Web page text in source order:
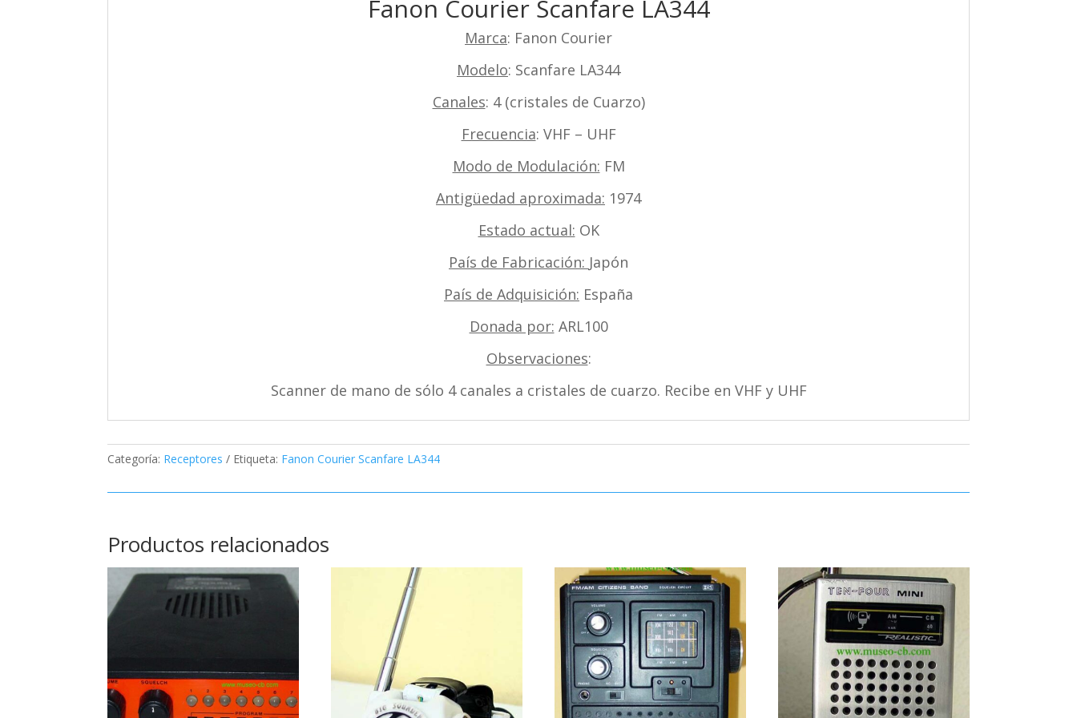
Fanon Courier Scanfare LA344
Marca: Fanon Courier
Modelo: Scanfare LA344
Canales: 4 (cristales de Cuarzo)
Frecuencia: VHF – UHF
Modo de Modulación: FM
Antigüedad aproximada: 1974
Estado actual: OK
País de Fabricación: Japón
País de Adquisición: España
Donada por: ARL100
Observaciones:
Scanner de mano de sólo 4 canales a cristales de cuarzo. Recibe en VHF y UHF
Categoría: Receptores Etiqueta: Fanon Courier Scanfare LA344
Productos relacionados